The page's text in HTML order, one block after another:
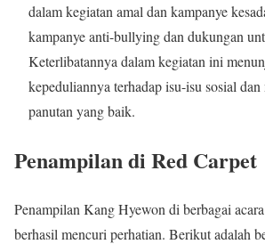
dalam kegiatan amal dan kampanye
kampanye anti-bullying dan dukungan
Keterlibatannya dalam kegiatan ini
kepeduliannya terhadap isu-isu sosial
panutan yang baik.
Penampilan di Red Carpet
Penampilan Kang Hyewon di berbagai
berhasil mencuri perhatian. Berikut adalah